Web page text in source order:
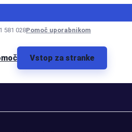
581 028Pomoč uporabnikom
Vstop za stranke